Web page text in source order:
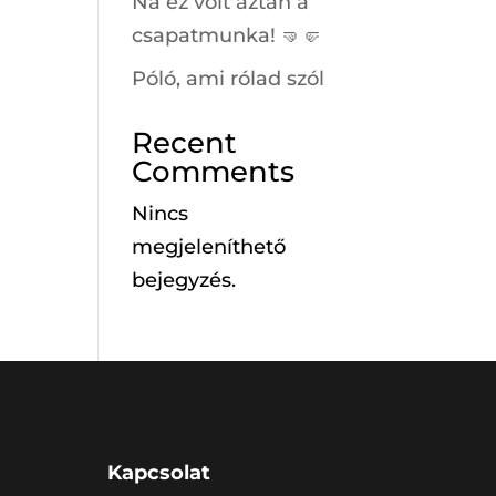
csapatmunka! 🤜🤛
Póló, ami rólad szól
Recent
Comments
Nincs
megjeleníthető
bejegyzés.
Kapcsolat